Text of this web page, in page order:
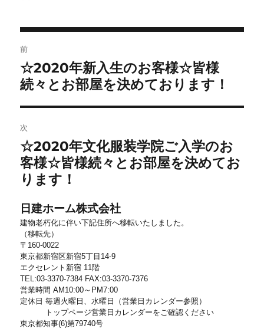
リ
稿
ナ
ビ
ゲ
シ
ョ
ン
前
前
の
投
☆2020年新入生のお客様☆皆様
続々とお部屋を決めております！
次
次
の
投
稿:
☆2020年文化服装学院ご入学のお
客様☆皆様続々とお部屋を決めてお
ります！
日建ホーム株式会社
建物老朽化に伴い下記住所へ移転いたしました。
（移転先）
〒160-0022
東京都新宿区新宿5丁目14-9
エクセレント新宿 11階
TEL:03-3370-7384 FAX:03-3370-7376
営業時間 AM10:00～PM7:00
定休日 毎週火曜日、水曜日（営業日カレンダー参照）
トップページ営業日カレンダーをご確認ください
東京都知事(6)第79740号